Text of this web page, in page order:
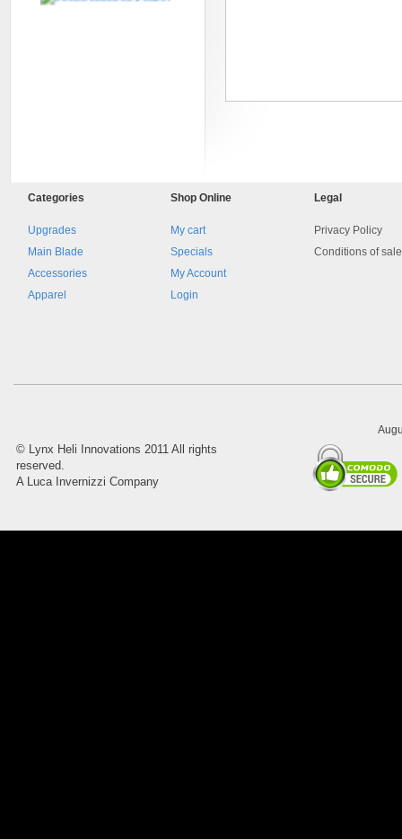
Blocchetto 161084 Ossidato
duro . Prezzo da confermare
8045.00000000 Pietro 16
Categories
Upgrades
Main Blade
Accessories
Apparel
Shop Online
My cart
Specials
My Account
Login
Legal
Privacy Policy
Conditions of
© Lynx Heli Innovations 2011 All rights
reserved.
A Luca Invernizzi Company